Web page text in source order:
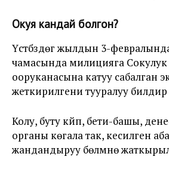
Окуя кандай болгон?
Үстүбүздөгү жылдын 3-
чамасында милицияга
ооруканасына катуу сабалган
жеткирилгени тууралуу билдирүү
Колу, буту күйүп, бети-башы,
органы көгала так, кесилген
жандандыруу бөлүмүнө